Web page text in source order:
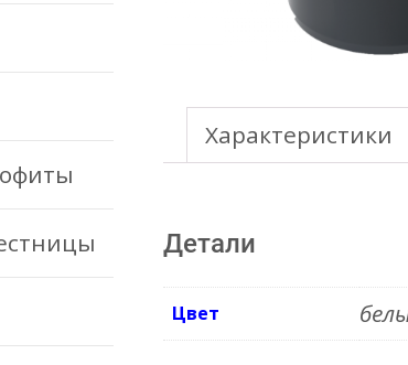
Характеристики
Детали
Цвет